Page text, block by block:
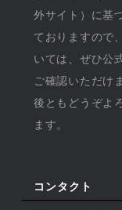
外サイト）に基
ておりますので
いては、ぜひ公
ご確認いただけ
後ともどうぞよ
ます。
コンタクト